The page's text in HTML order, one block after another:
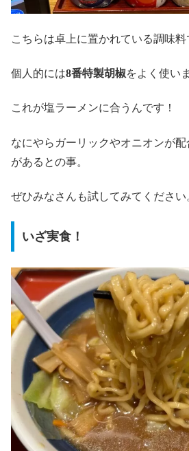
こちらは卓上に置かれている調味料
個人的には8番特製胡椒をよく使い
これが塩ラーメンに合うんです！
なにやらガーリックやオニオンが
があるとの事。
ぜひみなさんも試してみてください
いざ実食！